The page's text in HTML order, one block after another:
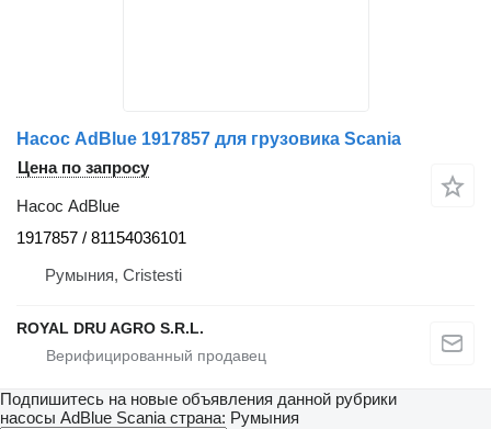
Насос AdBlue 1917857 для грузовика Scania
Цена по запросу
Насос AdBlue
1917857 / 81154036101
Румыния, Cristesti
ROYAL DRU AGRO S.R.L.
Подпишитесь на новые объявления данной рубрики
насосы AdBlue Scania страна: Румыния